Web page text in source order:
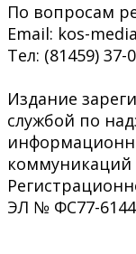
По вопросам
Email: kos-
Тел: (81459) 37-
Издание
службой по
коммуникаций
ЭЛ № ФС77-